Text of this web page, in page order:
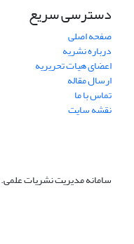
دسترسی سریع
صفحه اصلی
درباره نشریه
اعضای هیات تحریریه
ارسال مقاله
تماس با ما
نقشه سایت
سامانه مدیریت نشریات علمی.